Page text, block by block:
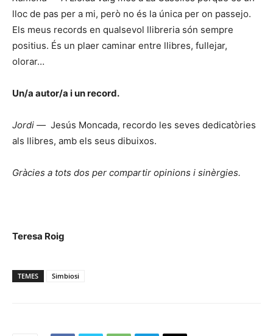
lloc de pas per a mi, però no és la única per on passejo.
Els meus records en qualsevol llibreria són sempre
positius. És un plaer caminar entre llibres, fullejar,
olorar…
Un/a autor/a i un record.
Jordi — Jesús Moncada, recordo les seves dedicatòries
als llibres, amb els seus dibuixos.
Gràcies a tots dos per compartir opinions i sinèrgies.
Teresa Roig
TEMES Simbiosi